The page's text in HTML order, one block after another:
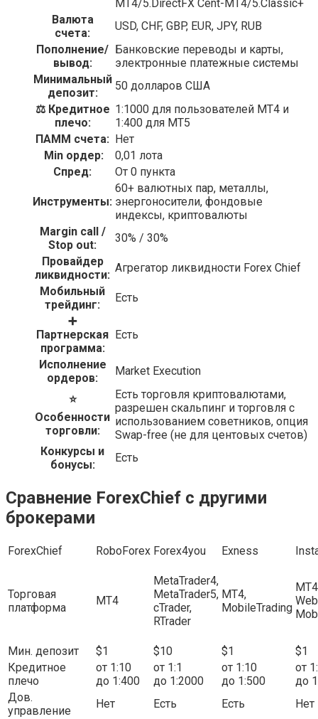
MT4/5.DirectFX Cent-MT4/5.Classic+
Валюта
счета:
USD, CHF, GBP, EUR, JPY, RUB
Пополнение/
вывод:
Банковские переводы и карты,
электронные платежные системы
Минимальный
депозит:
50 долларов США
⚖️ Кредитное
плечо:
1:1000 для пользователей МТ4 и
1:400 для МТ5
ПАММ счета: Нет
️ Min ордер:
0,01 лота
Спред:
От 0 пункта
Инструменты:
60+ валютных пар, металлы,
энергоносители, фондовые
индексы, криптовалюты
Margin call /
Stop out:
30% / 30%
Провайдер
ликвидности:
Агрегатор ликвидности Forex Chief
Мобильный
трейдинг:
Есть
➕
Партнерская
программа:
Есть
Исполнение
ордеров:
Market Еxecution
⭐
Особенности
торговли:
Есть торговля криптовалютами,
разрешен скальпинг и торговля с
использованием советников, опция
Swap-free (не для центовых счетов)
Конкурсы и
бонусы:
Есть
Сравнение ForexChief с другими
брокерами
ForexChief RoboForex Forex4you Exness
Торговая
платформа
MT4
MetaTrader4,
MetaTrader5,
cTrader,
RTrader
MT4,
MobileTrading
Мин. депозит $1 $10 $1
$1
Кредитное
плечо
от 1:10
до 1:400
от 1:1
до 1:2000
от 1:10
до 1:500
от
до
Дов.
управление
Нет Есть Есть
Нет